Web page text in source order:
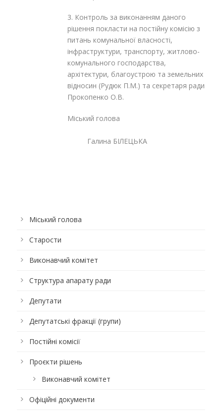
3. Контроль за виконанням даного
рішення покласти на постійну комісію з
питань комунальної власності,
інфраструктури, транспорту, житлово-
комунального господарства,
архітектури, благоустрою та земельних
відносин (Рудюк П.М.) та секретаря ради
Прокопенко О.В.
Міський голова
Галина БІЛЕЦЬКА
Міський голова
Старости
Виконавчий комітет
Структура апарату ради
Депутати
Депутатські фракції (групи)
Постійні комісії
Проєкти рішень
Виконавчий комітет
Офіційні документи